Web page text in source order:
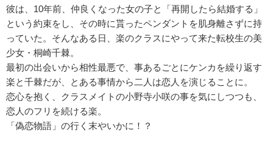
彼は、10年前、仲良くなった女の子と「再開したら結婚する」
という約束をし、その時に貰ったペンダントを肌身離さずに持
っていた。そんなある日、楽のクラスにやって来た転校生の美
少女・桐崎千棘。
最初の出会いから相性最悪で、事あるごとにケンカを繰り返す
楽と千棘だが、とある事情から二人は恋人を演じることに。
恋心を抱く、クラスメイトの小野寺小咲の事を気にしつつも、
恋人のフリを続ける楽。
「偽恋物語」の行く末やいかに！？